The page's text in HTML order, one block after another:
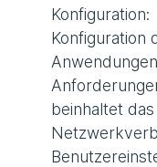
Konfiguration:
Konfiguration
beinhaltet